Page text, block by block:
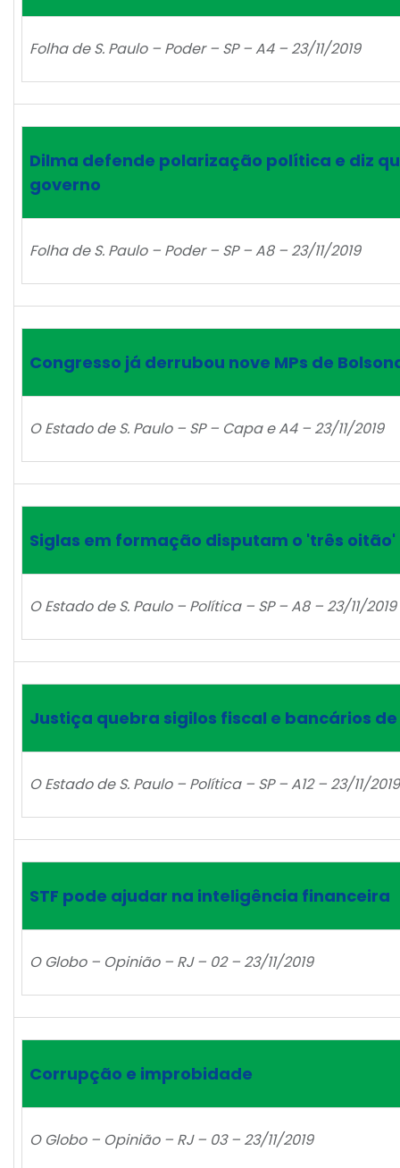
Folha de S. Paulo – Poder – SP – A4 – 23/11/2019
Dilma defende polarização política e diz
governo
Folha de S. Paulo – Poder – SP – A8 – 23/11/2019
Congresso já derrubou nove MPs de
O Estado de S. Paulo – SP – Capa e A4 – 23/11/2019
Siglas em formação disputam o 'três oitão'
O Estado de S. Paulo – Política – SP – A8 – 23/11/2019
Justiça quebra sigilos fiscal e bancários de
O Estado de S. Paulo – Política – SP – A12 – 23/11/2019
STF pode ajudar na inteligência financeira
O Globo – Opinião – RJ – 02 – 23/11/2019
Corrupção e improbidade
O Globo – Opinião – RJ – 03 – 23/11/2019